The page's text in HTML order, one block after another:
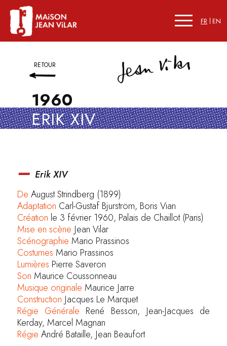
FR EN
RETOUR
1960
ERIK XIV
– Erik XIV
De August Strindberg (1899)
Adaptation Carl-Gustaf Bjurström, Boris Vian
Création le 3 février 1960, Palais de Chaillot (Paris)
Mise en scène Jean Vilar
Scénographie Mario Prassinos
Costumes Mario Prassinos
Lumières Pierre Saveron
Son Maurice Coussonneau
Musique originale Maurice Jarre
Construction Jacques Le Marquet
Régie Générale René Besson, Jean-Jacques de
Kerday, Marcel Magnan
Régie André Bataille, Jean Beaufort